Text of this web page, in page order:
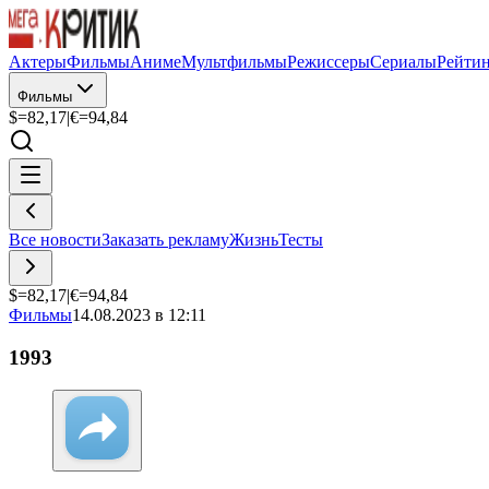
АктерыФильмыАнимеМультфильмыРежиссерыСериалы
Фильмы
$=82,17|€=94,84
Все новостиЗаказать рекламуЖизньТесты
$=82,17|€=94,84
Фильмы14.08.2023 в 12:11
1993